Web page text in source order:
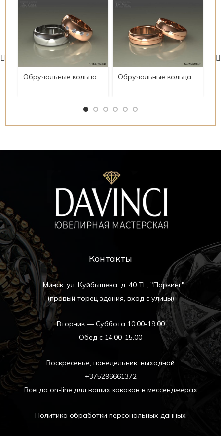
Обручальные кольца
Обручальные кольца
Контакты
г. Минск, ул. Куйбышева, д. 40 ТЦ "Паркинг"
(правый торец здания, вход с улицы)
Вторник — Суббота 10.00-19.00
Обед с 14.00-15.00
Воскресенье, понедельник: выходной
+375296661372
Всегда on-line для ваших заказов в мессенджерах
Политика обработки персональных данных